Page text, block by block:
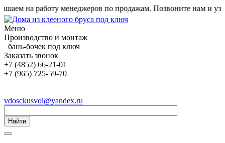
на работу менеджеров по продажам. Позвоните нам и
Меню
Производство и монтаж
бань-бочек под ключ
Заказать звонок
+7 (4852) 66-21-01
+7 (965) 725-59-70
vdosckusvoi@yandex.ru
Найти